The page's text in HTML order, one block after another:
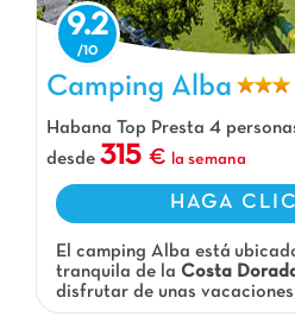
9.2
Camping Alba
Habana Top Presta 4
desde 315 la semana
HAGA
El camping Alba está
tranquila de la Costa
disfrutar de unas